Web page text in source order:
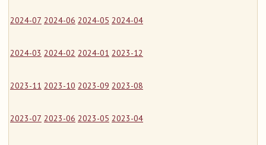
2024-07 2024-06 2024-05 2024-04
2024-03 2024-02 2024-01 2023-12
2023-11 2023-10 2023-09 2023-08
2023-07 2023-06 2023-05 2023-04